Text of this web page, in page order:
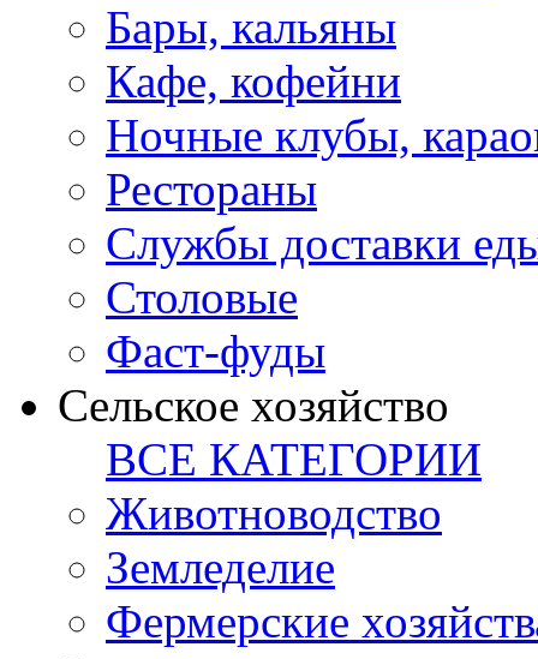
Бары, кальяны
Кафе, кофейни
Ночные клубы,
Рестораны
Службы доставки
Столовые
Фаст-фуды
Сельское хозяйство
ВСЕ КАТЕГОРИИ
Животноводство
Земледелие
Фермерские